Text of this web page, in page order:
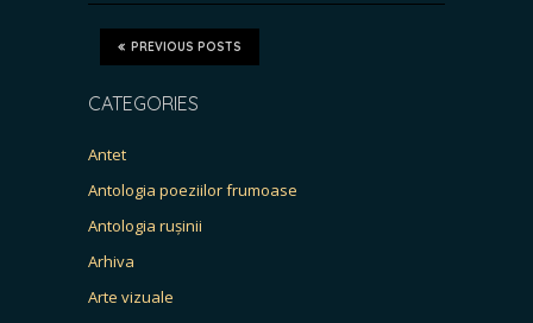
PREVIOUS POSTS
CATEGORIES
Antet
Antologia poeziilor frumoase
Antologia rușinii
Arhiva
Arte vizuale